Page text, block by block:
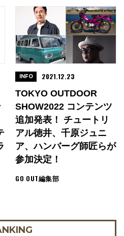
TOKYO OUTDOOR
SHOW2022 コンテンツ
追加発表！ チュートリ
アル徳井、千原ジュニ
ア、ハンバーグ師匠らが
参加決定！
GO OUT編集部
INFO 2021.12.23